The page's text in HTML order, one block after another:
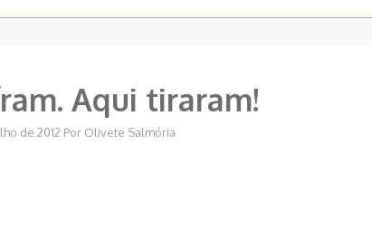
Aqui tiraram!
de 2012 Por Olivete Salmória